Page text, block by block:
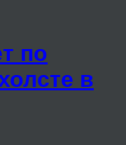
по
в